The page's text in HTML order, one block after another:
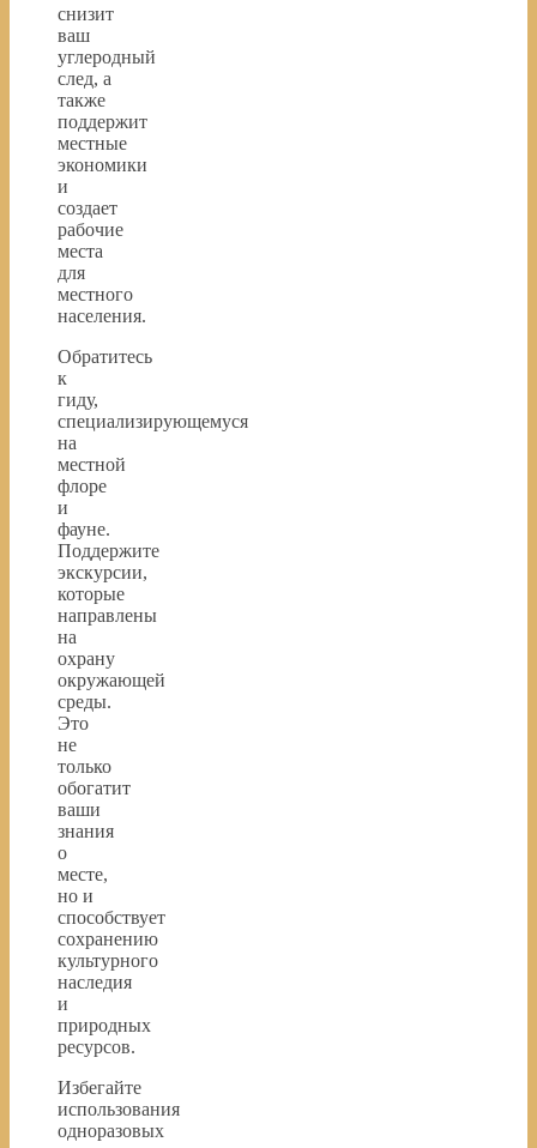
снизит
ваш
углеродный
след, а
также
поддержит
местные
экономики
и
создает
рабочие
места
для
местного
населения.
Обратитесь
к
гиду,
специализирующемуся
на
местной
флоре
и
фауне.
Поддержите
экскурсии,
которые
направлены
на
охрану
окружающей
среды.
Это
не
только
обогатит
ваши
знания
о
месте,
но и
способствует
сохранению
культурного
наследия
и
природных
ресурсов.
Избегайте
использования
одноразовых